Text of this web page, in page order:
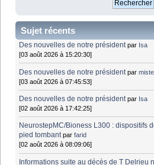
Sujet récents
Des nouvelles de notre président par Isa
[03 août 2026 à 15:20:30]
Des nouvelles de notre président par
[03 août 2026 à 07:45:53]
Des nouvelles de notre président par Isa
[02 août 2026 à 17:42:25]
NeurostepMC/Bioness L300 : dispositifs
pied tombant parfarid
[02 août 2026 à 08:09:06]
Informations suite au décès de T Delrieu